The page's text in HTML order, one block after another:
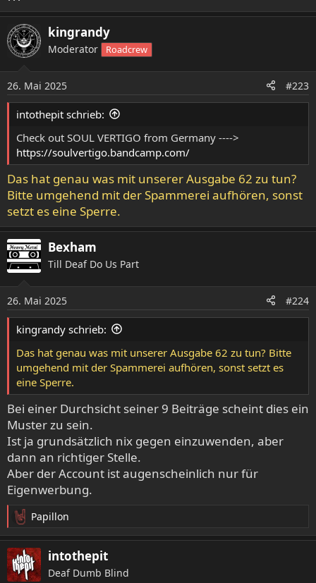
kingrandy
Moderator Roadcrew
26. Mai 2025 #223
intothepit schrieb:
Check out SOUL VERTIGO from Germany ---->
https://soulvertigo.bandcamp.com/
Das hat genau was mit unserer Ausgabe 62 zu tun?
Bitte umgehend mit der Spammerei aufhören, sonst
setzt es eine Sperre.
Bexham
Till Deaf Do Us Part
26. Mai 2025 #224
kingrandy schrieb:
Das hat genau was mit unserer Ausgabe 62 zu tun? Bitte
umgehend mit der Spammerei aufhören, sonst setzt es
eine Sperre.
Bei einer Durchsicht seiner 9 Beiträge scheint dies ein
Muster zu sein.
Ist ja grundsätzlich nix gegen einzuwenden, aber
dann an richtiger Stelle.
Aber der Account ist augenscheinlich nur für
Eigenwerbung.
R
e
a
k
t
Papillon
intothepit
Deaf Dumb Blind